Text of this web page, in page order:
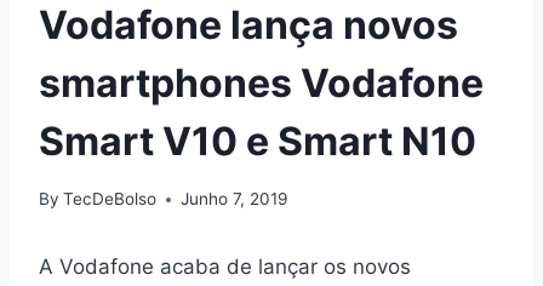
Vodafone lança novos
smartphones Vodafone
Smart V10 e Smart N10
By TecDeBolso Junho 7, 2019
A Vodafone acaba de lançar os novos